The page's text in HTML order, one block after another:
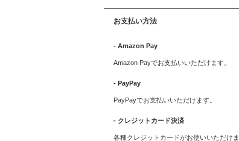
お支払い方法
- Amazon Pay
Amazon Payでお支払いいただけます。
- PayPay
PayPayでお支払いいただけます。
- クレジットカード決済
各種クレジットカードがお使いいただけま